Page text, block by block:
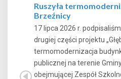
Ruszyła
Brzeźnicy
17 lipca 2026 r.
drugiej części projektu
termomodernizacja
publicznej na terenie
obejmującej Zespół